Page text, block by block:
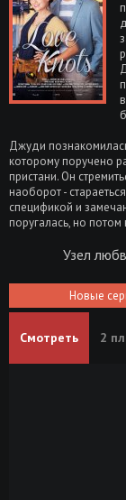
Джуди
которому поручено
пристани. Он
наоборот -
спецификой и
поругалась, но
Узел
Новые
Смотреть 2